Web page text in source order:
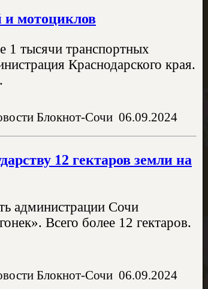
и мотоциклов
1 тысячи транспортных
Краснодарского края.
Блокнот-Сочи 06.09.2024
12 гектаров земли на
администрации Сочи
Всего более 12 гектаров.
Блокнот-Сочи 06.09.2024